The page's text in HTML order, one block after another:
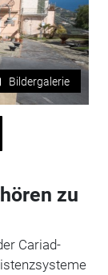
Bildergalerie
zu
Cariad-